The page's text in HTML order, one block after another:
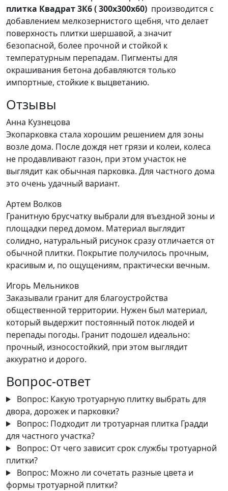
плитка Квадрат 3К6 ( 300х300х60) производится с
добавлением мелкозернистого щебня, что делает
поверхность плитки шершавой, а значит
безопасной, более прочной и стойкой к
температурным перепадам. Пигменты для
окрашивания бетона добавляются только
импортные, стойкие к выцветанию.
Отзывы
Анна Кузнецова
Экопарковка стала хорошим решением для зоны
возле дома. После дождя нет грязи и колеи, колеса
не продавливают газон, при этом участок не
выглядит как обычная парковка. Для частного дома
это очень удачный вариант.
Артем Волков
Гранитную брусчатку выбрали для въездной зоны и
площадки перед домом. Материал выглядит
солидно, натуральный рисунок сразу отличается от
обычной плитки. Покрытие получилось прочным,
красивым и, по ощущениям, практически вечным.
Игорь Мельников
Заказывали гранит для благоустройства
общественной территории. Нужен был материал,
который выдержит постоянный поток людей и
перепады погоды. Гранит подошел идеально:
прочный, износостойкий, при этом выглядит
аккуратно и дорого.
Вопрос-ответ
Вопрос: Какую тротуарную плитку выбрать для
двора, дорожек и парковки?
Вопрос: Подходит ли тротуарная плитка Градди
для частного участка?
Вопрос: От чего зависит срок службы тротуарной
плитки?
Вопрос: Можно ли сочетать разные цвета и
формы тротуарной плитки?